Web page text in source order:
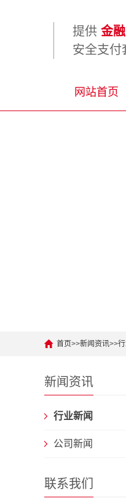
提供 金
安全支付
网站首页
首页>>新闻资讯>>
新闻资讯
行业新闻
公司新闻
联系我们